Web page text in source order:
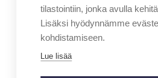
tilastointiin, jonka avulla
Lisäksi hyödynnämme
kohdistamiseen.
Lue lisää